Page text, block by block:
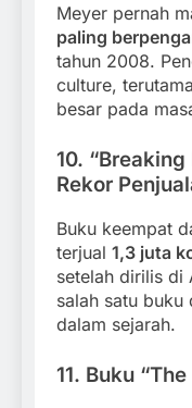
Meyer pernah
paling
tahun 2008.
culture,
besar pada
10.
Rekor
Buku keempat
terjual 1,3 juta
setelah dirilis di
salah satu buku
dalam sejarah.
11. Buku